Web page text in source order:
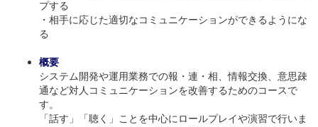
プする
・相手に応じた適切なコミュニケーションができるようにな
る
概要
システム開発や運用業務での報・連・相、情報交換、意思疎
通など対人コミュニケーションを改善するためのコースで
す。
「話す」「聴く」ことを中心にロールプレイや演習で行いま